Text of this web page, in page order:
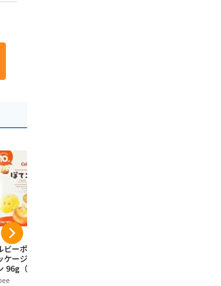
ビーポテト【新
ケージ】ぽてコ
96g（16g*6
箱